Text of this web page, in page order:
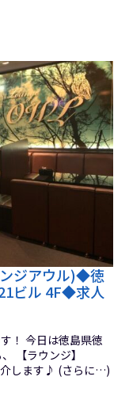
ンジアウル)◆徳
ビル 4F◆求人
！ 今日は徳島県徳
【ラウンジ】
介します♪ (さらに…)